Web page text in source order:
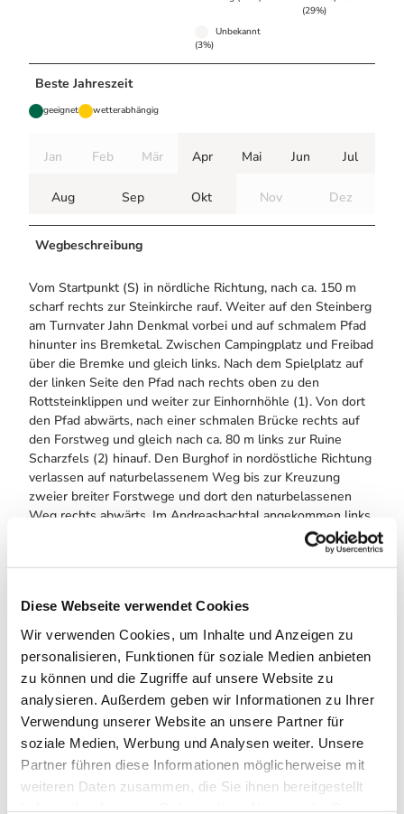
Diese Webseite verwendet Cookies
Wir verwenden Cookies, um Inhalte und Anzeigen zu
personalisieren, Funktionen für soziale Medien anbieten
zu können und die Zugriffe auf unsere Website zu
analysieren. Außerdem geben wir Informationen zu Ihrer
Verwendung unserer Website an unsere Partner für
soziale Medien, Werbung und Analysen weiter. Unsere
Partner führen diese Informationen möglicherweise mit
weiteren Daten zusammen, die Sie ihnen bereitgestellt
(29%)
Unbekannt
(3%)
Beste Jahreszeit
geeignet wetterabhängig
Jan Feb Mär Apr Mai Jun Jul
Aug Sep Okt Nov Dez
Wegbeschreibung
Vom Startpunkt (S) in nördliche Richtung, nach ca. 150 m
scharf rechts zur Steinkirche rauf. Weiter auf den Steinberg
am Turnvater Jahn Denkmal vorbei und auf schmalem Pfad
hinunter ins Bremketal. Zwischen Campingplatz und Freibad
über die Bremke und gleich links. Nach dem Spielplatz auf
der linken Seite den Pfad nach rechts oben zu den
Rottsteinklippen und weiter zur Einhornhöhle (1). Von dort
den Pfad abwärts, nach einer schmalen Brücke rechts auf
den Forstweg und gleich nach ca. 80 m links zur Ruine
Scharzfels (2) hinauf. Den Burghof in nordöstliche Richtung
verlassen auf naturbelassenem Weg bis zur Kreuzung
zweier breiter Forstwege und dort den naturbelassenen
Weg rechts abwärts. Im Andreasbachtal angekommen links
und nach ca. 80 m rechts aufwärts bis zum Knollenkreuz
(3). Dort links und nach ca. 60 m rechts den schmalen Pfad
in Richtung Großer Knollen bis zum Schnabelweg (breiter
weiter hinab ins Bremketal, nach der Brücke über die
Bremke scharf rechts und danach links halten. Oben an der
großen Wiese am Waldrand weiter und nach ca. 350 m
links in den Wald wieder zur Steinkirche.
Ausrüstung
Normale Wanderausrüstung, Trinkflasche.
Egal ob BaudenSteig oder BaudenSteig Rundweg, bei jeder